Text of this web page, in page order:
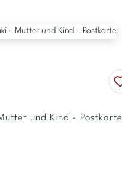
und Kind - Postkarte